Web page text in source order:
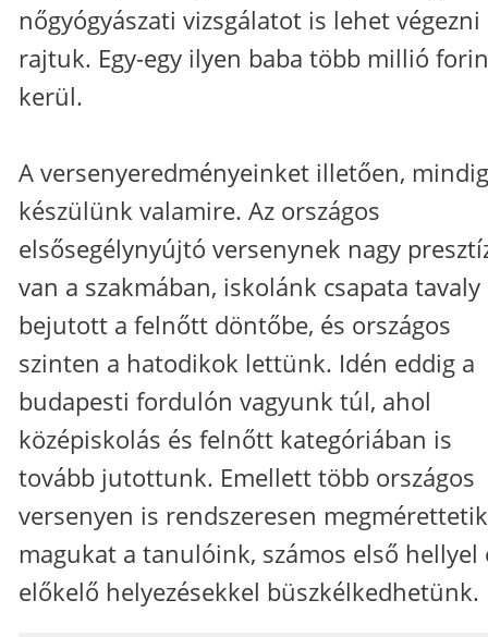
nőgyógyászati vizsgálatot is lehet végezni
rajtuk. Egy-egy ilyen baba több millió
kerül.
A versenyeredményeinket illetően, mindig
készülünk valamire. Az országos
elsősegélynyújtó versenynek nagy
van a szakmában, iskolánk csapata tavaly
bejutott a felnőtt döntőbe, és országos
szinten a hatodikok lettünk. Idén eddig a
budapesti fordulón vagyunk túl, ahol
középiskolás és felnőtt kategóriában is
tovább jutottunk. Emellett több országos
versenyen is rendszeresen megmérettetik
magukat a tanulóink, számos első hellyel
előkelő helyezésekkel büszkélkedhetünk.